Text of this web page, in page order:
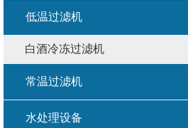
低温过滤机
白酒冷冻过滤机
常温过滤机
水处理设备